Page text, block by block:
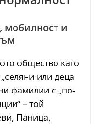
мобилност и
общество като
или деца
фамилии с „по-
– той
Паница,